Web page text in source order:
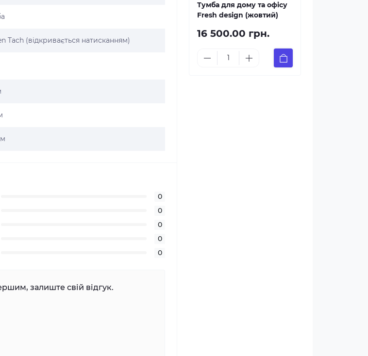
Tach (відкривається натисканням)
0
0
0
0
0
залиште свій відгук.
Тумба для дому та офісу
Fresh design (жовтий)
16 500.00 грн.